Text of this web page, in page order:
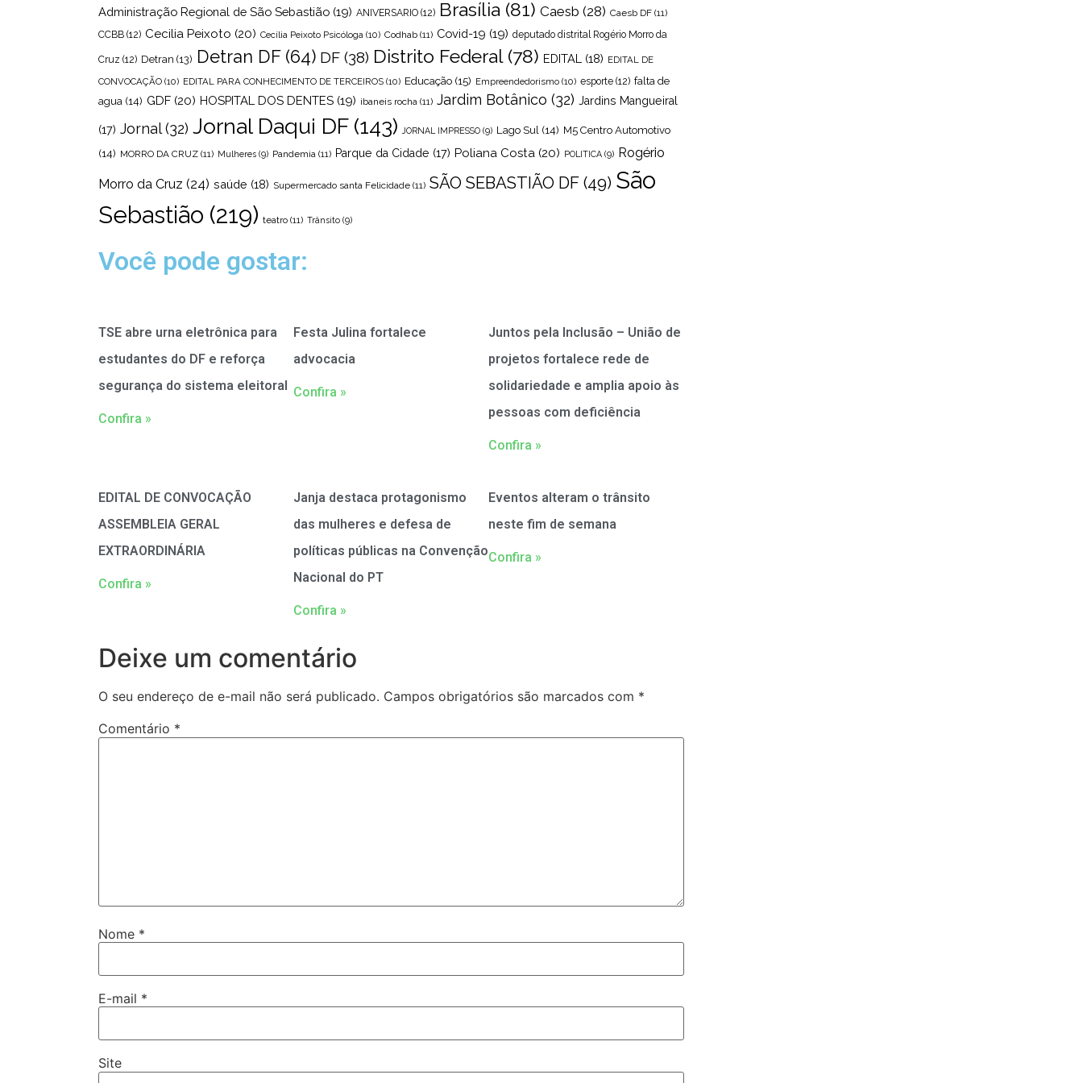
Administração Regional de São Sebastião (19) ANIVERSARIO (12) Brasília (81) Caesb (28) Caesb DF (11)
CCBB (12) Cecilia Peixoto (20) Cecília Peixoto Psicóloga (10) Codhab (11) Covid-19 (19) deputado distrital Rogério Morro da
Cruz (12) Detran (13) Detran DF(64) DF (38) Distrito Federal(78) EDITAL (18) EDITAL DE
CONVOCAÇÃO (10) EDITAL PARA CONHECIMENTO DE TERCEIROS (10) Educação (15) Empreendedorismo (10) esporte (12) falta de
agua (14) GDF (20) HOSPITAL DOS DENTES (19) ibaneis rocha (11) Jardim Botânico (32) Jardins Mangueiral
(17) Jornal(32) Jornal Daqui DF(143) JORNAL IMPRESSO (9) Lago Sul (14) M5 Centro Automotivo
(14) MORRO DA CRUZ (11) Mulheres (9) Pandemia (11) Parque da Cidade (17) Poliana Costa (20) POLITICA (9) Rogério
Morro da Cruz (24) saúde (18) Supermercado santa Felicidade (11) SÃO SEBASTIÃO DF (49) São
Sebastião (219) teatro (11) Trânsito (9)
Você pode gostar:
TSE abre urna eletrônica para
estudantes do DF e reforça
segurança do sistema eleitoral
Confira »
Festa Julina fortalece
advocacia
Confira »
Juntos pela Inclusão – União de
projetos fortalece rede de
solidariedade e amplia apoio às
pessoas com deficiência
Confira »
EDITAL DE CONVOCAÇÃO
ASSEMBLEIA GERAL
EXTRAORDINÁRIA
Confira »
Janja destaca protagonismo
das mulheres e defesa de
políticas públicas na Convenção
Nacional do PT
Confira »
Eventos alteram o trânsito
neste fim de semana
Confira »
Deixe um comentário
O seu endereço de e-mail não será publicado. Campos obrigatórios são marcados com *
Comentário *
Nome *
E-mail *
Site